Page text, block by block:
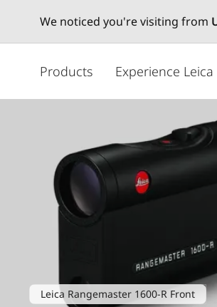
We noticed you're visiting from
コ
Products Experience Leica
Leica Rangemaster 1600-R Front